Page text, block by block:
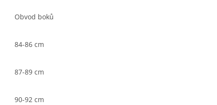
Obvod boků
84-86 cm
87-89 cm
90-92 cm